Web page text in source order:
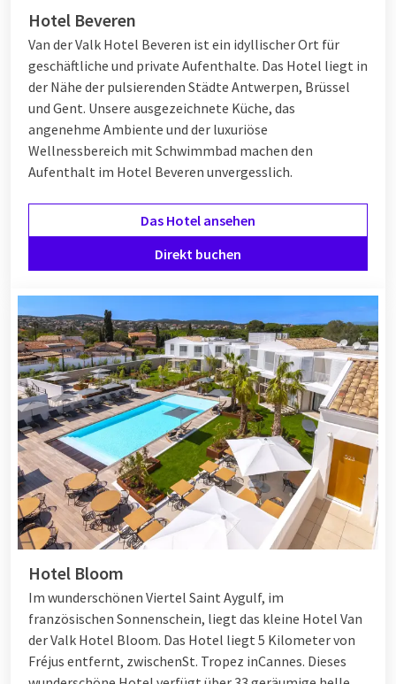
Hotel Beveren
Van der Valk Hotel Beveren ist ein idyllischer Ort für
geschäftliche und private Aufenthalte. Das Hotel liegt in
der Nähe der pulsierenden Städte Antwerpen, Brüssel
und Gent. Unsere ausgezeichnete Küche, das
angenehme Ambiente und der luxuriöse
Wellnessbereich mit Schwimmbad machen den
Aufenthalt im Hotel Beveren unvergesslich.
Das Hotel ansehen
Direkt buchen
Hotel Bloom
Im wunderschönen Viertel Saint Aygulf, im
französischen Sonnenschein, liegt das kleine Hotel Van
der Valk Hotel Bloom. Das Hotel liegt 5 Kilometer von
Fréjus entfernt, zwischenSt. Tropez inCannes. Dieses